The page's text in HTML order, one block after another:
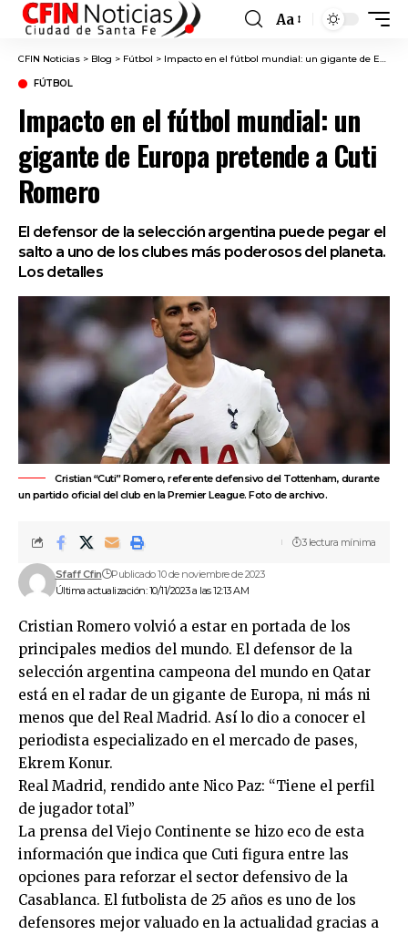
Font
Resizer
Aa
CFIN Noticias > Blog > Fútbol > Impacto en el fútbol mundial: un gigante de Europa pretende a Cuti Romero
FÚTBOL
Impacto en el fútbol mundial: un
gigante de Europa pretende a Cuti
Romero
El defensor de la selección argentina puede pegar el
salto a uno de los clubes más poderosos del planeta.
Los detalles
Cristian “Cuti” Romero, referente defensivo del Tottenham, durante
un partido oficial del club en la Premier League. Foto de archivo.
Última actualización: 10/11/2023 a las 12:13 AM
Sfaff Cfin Publicado 10 de noviembre de 2023
3 lectura mínima
Cristian Romero volvió a estar en portada de los
principales medios del mundo. El defensor de la
selección argentina campeona del mundo en Qatar
está en el radar de un gigante de Europa, ni más ni
menos que del Real Madrid. Así lo dio a conocer el
periodista especializado en el mercado de pases,
Ekrem Konur.
Real Madrid, rendido ante Nico Paz: “Tiene el perfil
de jugador total”
La prensa del Viejo Continente se hizo eco de esta
información que indica que Cuti figura entre las
opciones para reforzar el sector defensivo de la
Casablanca. El futbolista de 25 años es uno de los
defensores mejor valuado en la actualidad gracias a